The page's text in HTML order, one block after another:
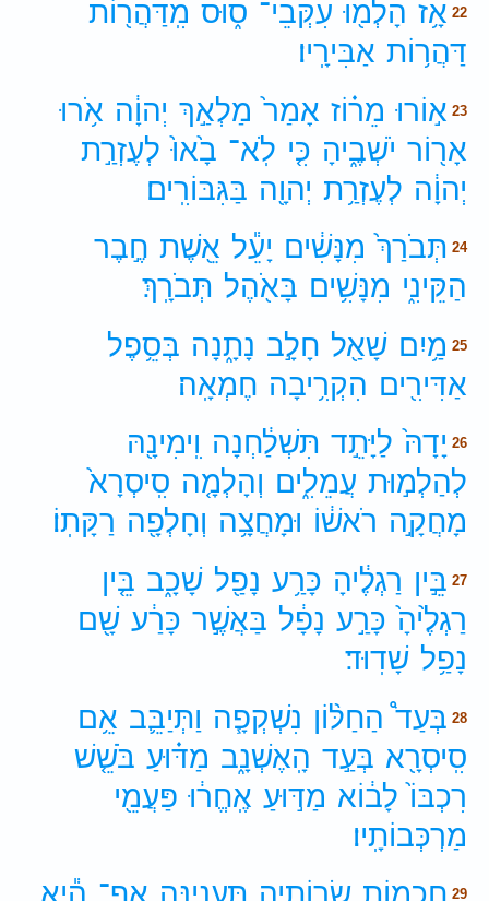
22 אָ֥ז הָלְמ֖וּ עִקְּבֵי־ ס֑וּס מִֽדַּהֲר֖וֹת
דַּהֲר֥וֹת אַבִּירָֽיו׃
23 א֣וֹרוּ מֵר֗וֹז אָמַר֙ מַלְאַ֣ךְ יְהוָ֔ה אֹ֥רוּ
אָר֖וֹר יֹשְׁבֶ֑יהָ כִּ֤י לֹֽא־ בָ֙אוּ֙ לְעֶזְרַ֣ת
יְהוָ֔ה לְעֶזְרַ֥ת יְהוָ֖ה בַּגִּבּוֹרִֽים׃
24 תְּבֹרַךְ֙ מִנָּשִׁ֔ים יָעֵ֕ל אֵ֖שֶׁת חֶ֣בֶר
הַקֵּינִ֑י מִנָּשִׁ֥ים בָּאֹ֖הֶל תְּבֹרָֽךְ׃
25 מַ֥יִם שָׁאַ֖ל חָלָ֣ב נָתָ֑נָה בְּסֵ֥פֶל
אַדִּירִ֖ים הִקְרִ֥יבָה חֶמְאָֽה׃
26 יָדָהּ֙ לַיָּתֵ֣ד תִּשְׁלַ֔חְנָה וִֽימִינָ֖הּ
לְהַלְמ֣וּת עֲמֵלִ֑ים וְהָלְמָ֤ה סִֽיסְרָא֙
מָחֲקָ֣ה רֹאשׁ֔וֹ וּמָחֲצָ֥ה וְחָלְפָ֖ה רַקָּתֽוֹ׃
27 בֵּ֣ין רַגְלֶ֔יהָ כָּרַ֥ע נָפַ֖ל שָׁכָ֑ב בֵּ֤ין
רַגְלֶ֙יהָ֙ כָּרַ֣ע נָפָ֔ל בַּאֲשֶׁ֣ר כָּרַ֔ע שָׁ֖ם
נָפַ֥ל שָׁדֽוּד׃
28 בְּעַד֩ הַחַלּ֨וֹן נִשְׁקְפָ֧ה וַתְּיַבֵּ֛ב אֵ֥ם
סִֽיסְרָ֖א בְּעַ֣ד הָֽאֶשְׁנָ֑ב מַדּ֗וּעַ בֹּשֵׁ֤שׁ
רִכְבּוֹ֙ לָב֔וֹא מַדּ֣וּעַ אֶֽחֱר֔וּ פַּעֲמֵ֖י
מַרְכְּבוֹתָֽיו׃
29 חַכְמ֥וֹת שָׂרוֹתֶ֖יהָ תַּעֲנֶ֑ינָּה אַף־ הִ֕יא